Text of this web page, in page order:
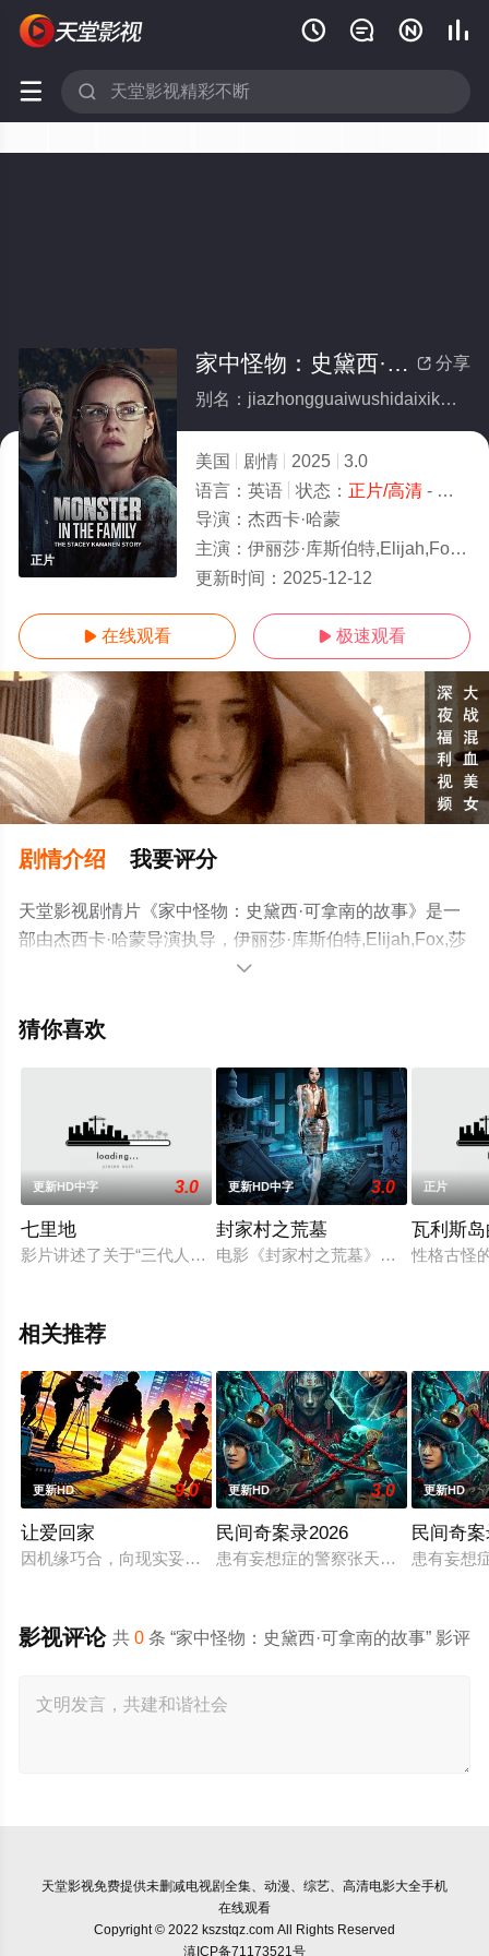
   
 
正片
 分享
家中怪物：史黛西·可拿南的故事
别名：jiazhongguaiwushidaixikenanandegushi
美国 剧情 2025
3.0
语言： 英语 状态： 正片/高清- 免费在线观看
导演： 杰西卡·哈蒙
主演： 伊丽莎·库斯伯特,Elijah,Fox,莎娜·詹诺齐奥
更新时间： 2025-12-12
 在线观看  极速观看
剧情介绍 我要评分
天堂影视剧情片《家中怪物：史黛西·可拿南的故事》是一
部由杰西卡·哈蒙导演执导，伊丽莎·库斯伯特,Elijah,Fox,莎
娜·詹诺齐奥等明星演员精彩演绎的美国电影，手机免费观
信息可移步至豆瓣电影、电视猫或剧情网等平台了解。

猜你喜欢
更新HD中字 3.0
七里地
影片讲述了关于“三代人”、“七里地”的故事。为生存而来，为梦
更新HD中字 3.0
封家村之荒墓
电影《封家村之荒墓》讲述的是考古
正片
瓦利斯
性格古怪
相关推荐
更新HD 9.0
让爱回家
因机缘巧合，向现实妥协的导演朱达仁萌生拍一部《河南人在
更新HD 3.0
民间奇案录2026
患有妄想症的警察张天盛遇上一起离
更新HD
民间奇
患有妄想
共0 条 “家中怪物：史黛西·可拿南的故事” 影评
影视评论
天堂影视免费提供未删减电视剧全集、动漫、综艺、高清电影大全手机
在线观看
Copyright © 2022 kszstqz.com All Rights Reserved
滇ICP备71173521号